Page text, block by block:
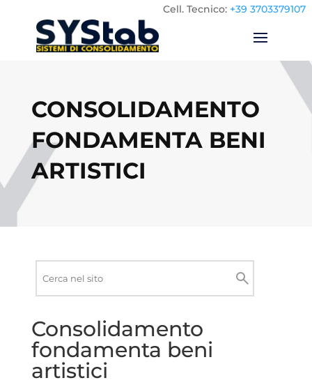
Cell. Tecnico: +39 3703379107
CONSOLIDAMENTO
FONDAMENTA BENI
ARTISTICI
sito
Cerca
Consolidamento
fondamenta beni
artistici